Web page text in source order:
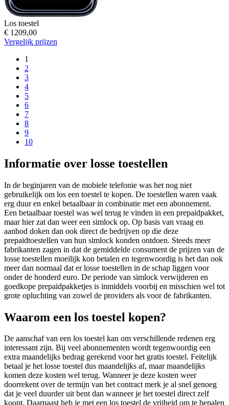
Los toestel
€ 1209,00
Vergelijk prijzen
1
2
3
4
5
6
7
8
9
10
Informatie over losse toestellen
In de beginjaren van de mobiele telefonie was het nog niet
gebruikelijk om los een toestel te kopen. De toestellen waren vaak
erg duur en enkel betaalbaar in combinatie met een abonnement.
Een betaalbaar toestel was wel terug te vinden in een prepaidpakket,
maar hier zat dan weer een simlock op. Op basis van vraag en
aanbod doken dan ook direct de bedrijven op die deze
prepaidtoestellen van hun simlock konden ontdoen. Steeds meer
fabrikanten zagen in dat de gemiddelde consument de prijzen van de
losse toestellen moeilijk kon betalen en tegenwoordig is het dan ook
meer dan normaal dat er losse toestellen in de schap liggen voor
onder de honderd euro. De periode van simlock verwijderen en
goedkope prepaidpakketjes is inmiddels voorbij en misschien wel tot
grote opluchting van zowel de providers als voor de fabrikanten.
Waarom een los toestel kopen?
De aanschaf van een los toestel kan om verschillende redenen erg
interessant zijn. Bij veel abonnementen wordt tegenwoordig een
extra maandelijks bedrag gerekend voor het gratis toestel. Feitelijk
betaal je het losse toestel dus maandelijks af, maar maandelijks
komen deze kosten wel terug. Wanneer je deze kosten weer
doorrekent over de termijn van het contract merk je al snel genoeg
dat je veel duurder uit bent dan wanneer je het toestel direct zelf
koopt. Daarnaast heb je met een los toestel de vrijheid om te bepalen